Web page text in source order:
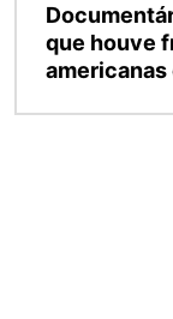
que houve
americanas